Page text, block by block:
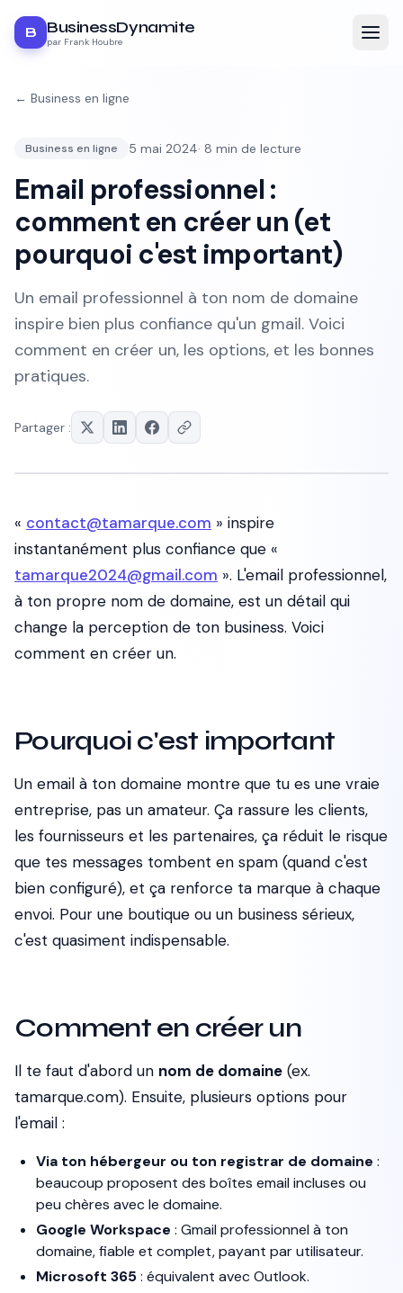
B BusinessDynamite
par Frank Houbre
← Business en ligne
Business en ligne 5 mai 2024· 8 min de lecture
Email professionnel :
comment en créer un (et
pourquoi c'est important)
Un email professionnel à ton nom de domaine
inspire bien plus confiance qu'un gmail. Voici
comment en créer un, les options, et les bonnes
pratiques.
Partager :
« contact@tamarque.com » inspire
instantanément plus confiance que «
tamarque2024@gmail.com ». L'email professionnel,
à ton propre nom de domaine, est un détail qui
change la perception de ton business. Voici
comment en créer un.
Pourquoi c'est important
Un email à ton domaine montre que tu es une vraie
entreprise, pas un amateur. Ça rassure les clients,
les fournisseurs et les partenaires, ça réduit le risque
que tes messages tombent en spam (quand c'est
bien configuré), et ça renforce ta marque à chaque
envoi. Pour une boutique ou un business sérieux,
c'est quasiment indispensable.
Comment en créer un
Il te faut d'abord un nom de domaine (ex.
tamarque.com). Ensuite, plusieurs options pour
l'email :
Via ton hébergeur ou ton registrar de domaine :
beaucoup proposent des boîtes email incluses ou
peu chères avec le domaine.
Google Workspace : Gmail professionnel à ton
domaine, fiable et complet, payant par utilisateur.
Microsoft 365: équivalent avec Outlook.